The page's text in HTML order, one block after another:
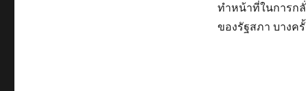
ทำหน้าที่ในการก
ของรัฐสภา บางค